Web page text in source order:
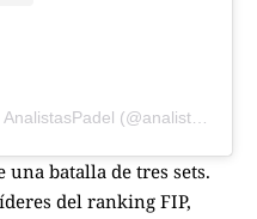
batalla de tres sets.
del ranking FIP,